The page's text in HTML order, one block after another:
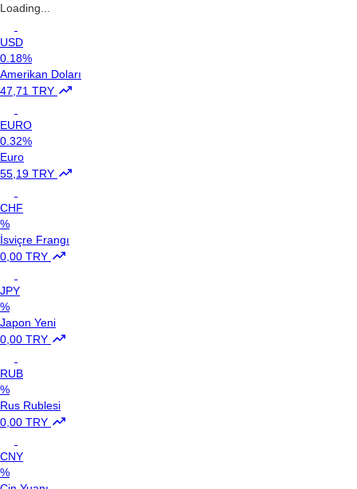
Loading...
USD
0.18%
Amerikan Doları
47,71 TRY
EURO
0.32%
Euro
55,19 TRY
CHF
%
İsviçre Frangı
0,00 TRY
JPY
%
Japon Yeni
0,00 TRY
RUB
%
Rus Rublesi
0,00 TRY
CNY
%